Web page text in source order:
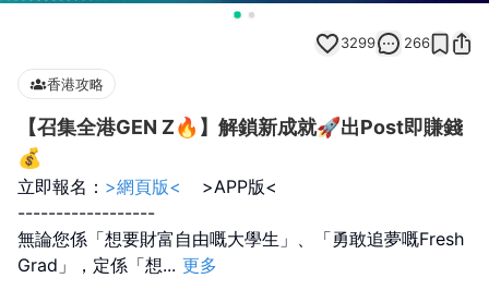
3299 266
香港攻略
【召集全港GEN Z🔥】解鎖新成就🚀出Post即賺錢
💰
立即報名： >網頁版<
>APP版<
------------------
無論您係「想要財富自由嘅大學生」、「勇敢追夢嘅Fresh
Grad」，定係「想... 更多